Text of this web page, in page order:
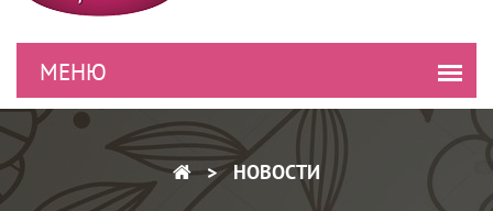
НОВОСТИ